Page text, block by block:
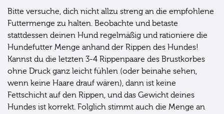
Bitte versuche, dich nicht allzu streng an die empfohlene
Futtermenge zu halten. Beobachte und betaste
stattdessen deinen Hund regelmäßig und rationiere die
Hundefutter Menge anhand der Rippen des Hundes!
Kannst du die letzten 3-4 Rippenpaare des Brustkorbes
ohne Druck ganz leicht fühlen (oder beinahe sehen,
wenn keine Haare drauf wären), dann ist keine
Fettschicht auf den Rippen, und das Gewicht deines
Hundes ist korrekt. Folglich stimmt auch die Menge an